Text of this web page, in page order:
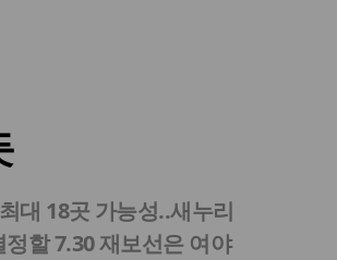
대 18곳 가능성..새누리
할 7.30 재보선은 여야